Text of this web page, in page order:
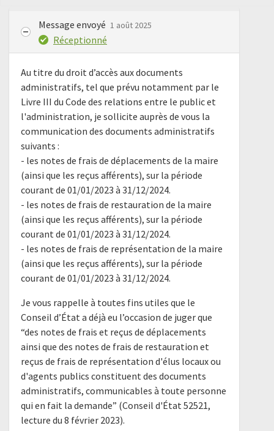
Message envoyé 1 août 2025
Réceptionné
Au titre du droit d’accès aux documents
administratifs, tel que prévu notamment par le
Livre III du Code des relations entre le public et
l'administration, je sollicite auprès de vous la
communication des documents administratifs
suivants :
- les notes de frais de déplacements de la maire
(ainsi que les reçus afférents), sur la période
courant de 01/01/2023 à 31/12/2024.
- les notes de frais de restauration de la maire
(ainsi que les reçus afférents), sur la période
courant de 01/01/2023 à 31/12/2024.
- les notes de frais de représentation de la maire
(ainsi que les reçus afférents), sur la période
courant de 01/01/2023 à 31/12/2024.
Je vous rappelle à toutes fins utiles que le
Conseil d’État a déjà eu l’occasion de juger que
“des notes de frais et reçus de déplacements
ainsi que des notes de frais de restauration et
reçus de frais de représentation d'élus locaux ou
d'agents publics constituent des documents
administratifs, communicables à toute personne
qui en fait la demande” (Conseil d'État 52521,
lecture du 8 février 2023).